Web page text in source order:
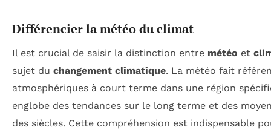
Différencier la météo du climat
Il est crucial de saisir la distinction entre météo et
sujet du changement climatique. La météo fait
atmosphériques à court terme dans une région
englobe des tendances sur le long terme et des
des siècles. Cette compréhension est indispensable